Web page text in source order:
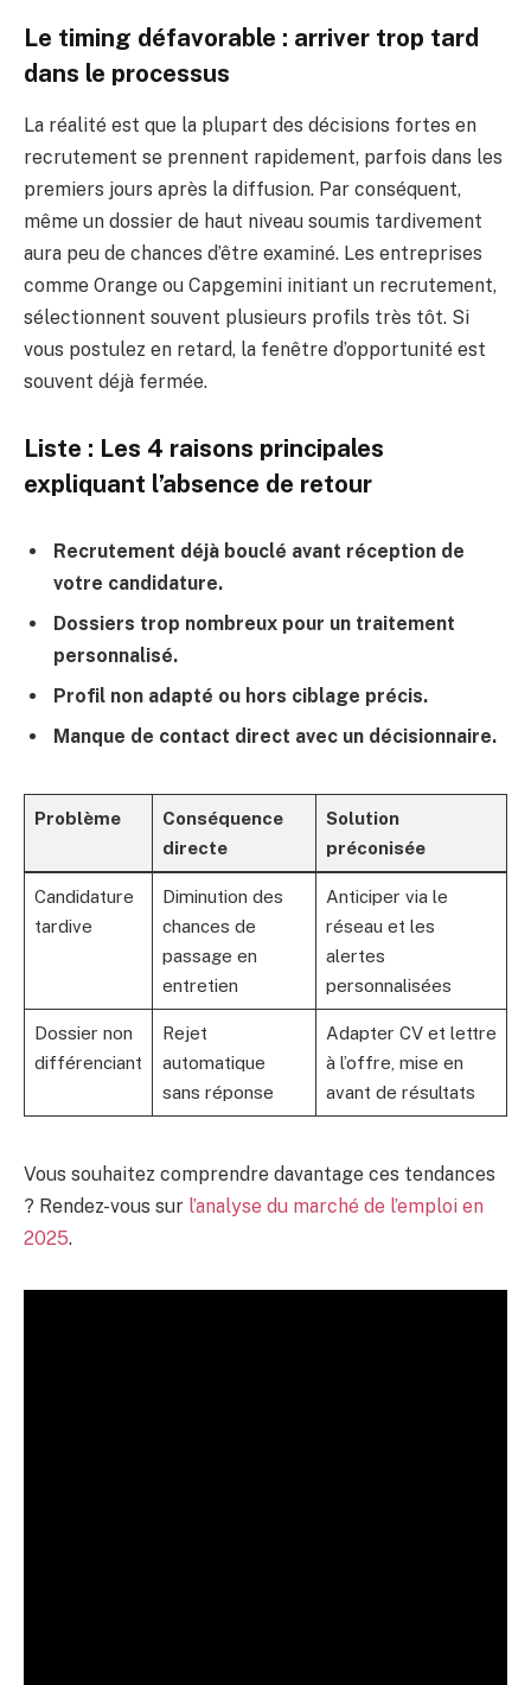
Le timing défavorable : arriver trop tard
dans le processus
La réalité est que la plupart des décisions fortes en
recrutement se prennent rapidement, parfois dans les
premiers jours après la diffusion. Par conséquent,
même un dossier de haut niveau soumis tardivement
aura peu de chances d’être examiné. Les entreprises
comme Orange ou Capgemini initiant un recrutement,
sélectionnent souvent plusieurs profils très tôt. Si
vous postulez en retard, la fenêtre d’opportunité est
souvent déjà fermée.
Liste : Les 4 raisons principales
expliquant l’absence de retour
Recrutement déjà bouclé avant réception de
votre candidature.
Dossiers trop nombreux pour un traitement
personnalisé.
Profil non adapté ou hors ciblage précis.
Manque de contact direct avec un décisionnaire.
Problème
Conséquence
directe
Solution
préconisée
Candidature
tardive
Diminution des
chances de
passage en
entretien
Anticiper via le
réseau et les
alertes
personnalisées
Dossier non
différenciant
Rejet
automatique
sans réponse
Adapter CV et lettre
à l’offre, mise en
avant de résultats
Vous souhaitez comprendre davantage ces tendances
? Rendez-vous sur l’analyse du marché de l’emploi en
2025.